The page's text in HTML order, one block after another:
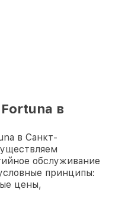
в
в Санкт-
обслуживание
принципы:
цены,